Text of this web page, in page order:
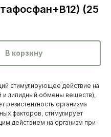
(25
В корзину
стимулирующее действие на
и липидный обмены веществ),
резистентность организма
факторов, стимулирует
действием на организм при